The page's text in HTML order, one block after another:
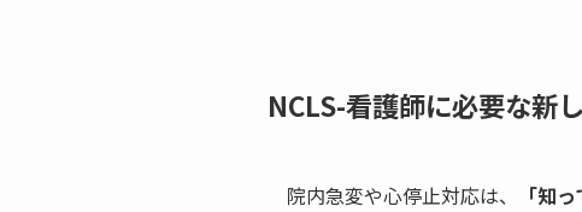
NCLS-看護師に必要な新
院内急変や心停止対応は、 「知